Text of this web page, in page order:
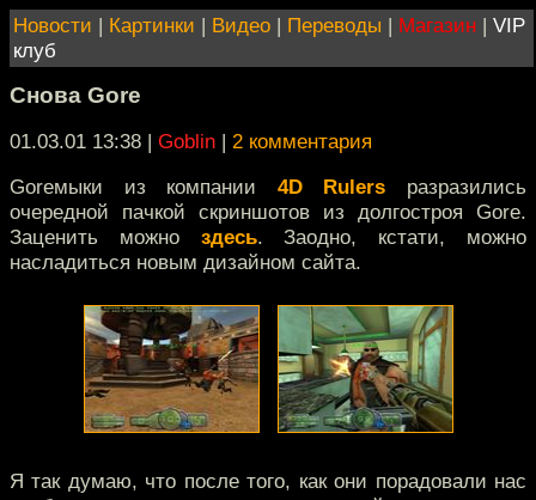
Новости | Картинки | Видео | Переводы | Магазин | VIP
клуб
Снова Gore
01.03.01 13:38 | Goblin | 2 комментария
Goreмыки из компании 4D Rulers разразились
очередной пачкой скриншотов из долгостроя Gore.
Заценить можно здесь. Заодно, кстати, можно
насладиться новым дизайном сайта.
Я так думаю, что после того, как они порадовали нас